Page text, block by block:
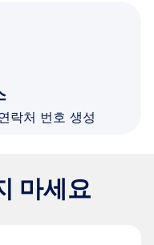
락처 번호 생성
마세요